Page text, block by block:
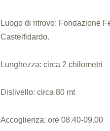
Luogo di ritrovo: Fondazione
Castelfidardo.
Lunghezza: circa 2 chilometri
Dislivello: circa 80 mt
Accoglienza: ore 08.40-09.00